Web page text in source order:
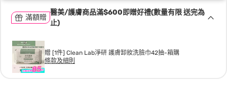
滿額贈
醫美/護膚商品滿$600即贈好禮(數量有限 送完為
止)
贈 [1件] Clean Lab淨研 護膚卸妝洗臉巾42抽-箱購
條款及細則